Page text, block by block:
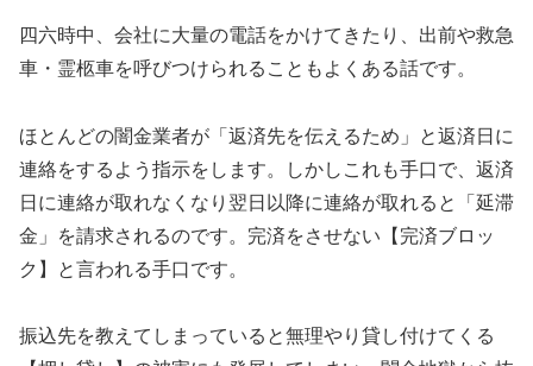
四六時中、会社に大量の電話をかけてきたり、出前や救急
車・霊柩車を呼びつけられることもよくある話です。
ほとんどの闇金業者が「返済先を伝えるため」と返済日に
連絡をするよう指示をします。しかしこれも手口で、返済
日に連絡が取れなくなり翌日以降に連絡が取れると「延滞
金」を請求されるのです。完済をさせない【完済ブロッ
ク】と言われる手口です。
振込先を教えてしまっていると無理やり貸し付けてくる